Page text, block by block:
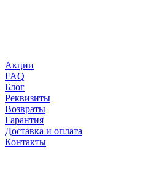
Акции
FAQ
Блог
Реквизиты
Возвраты
Гарантия
Доставка и оплата
Контакты